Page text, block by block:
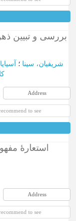
بررسی و تبیین
شریفیان، سینا ؛
Address
to see
استعارۀ
Address
to see